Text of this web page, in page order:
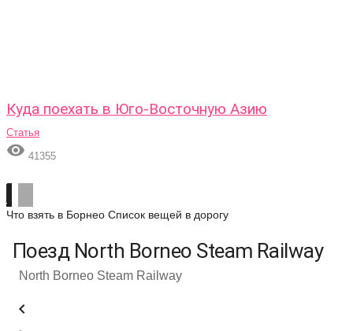
Куда поехать в Юго-Восточную Азию
Статья
 41355
Что взять в Борнео Список вещей в дорогу
Поезд North Borneo Steam Railway
North Borneo Steam Railway
